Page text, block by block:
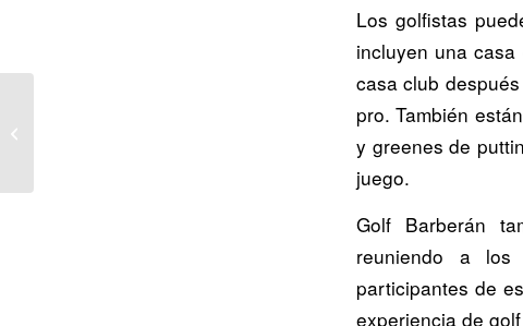
Los golfistas
incluyen una
casa club
pro. También
y greenes de
juego.
Golf Barberán
reuniendo a
participantes de
experiencia de